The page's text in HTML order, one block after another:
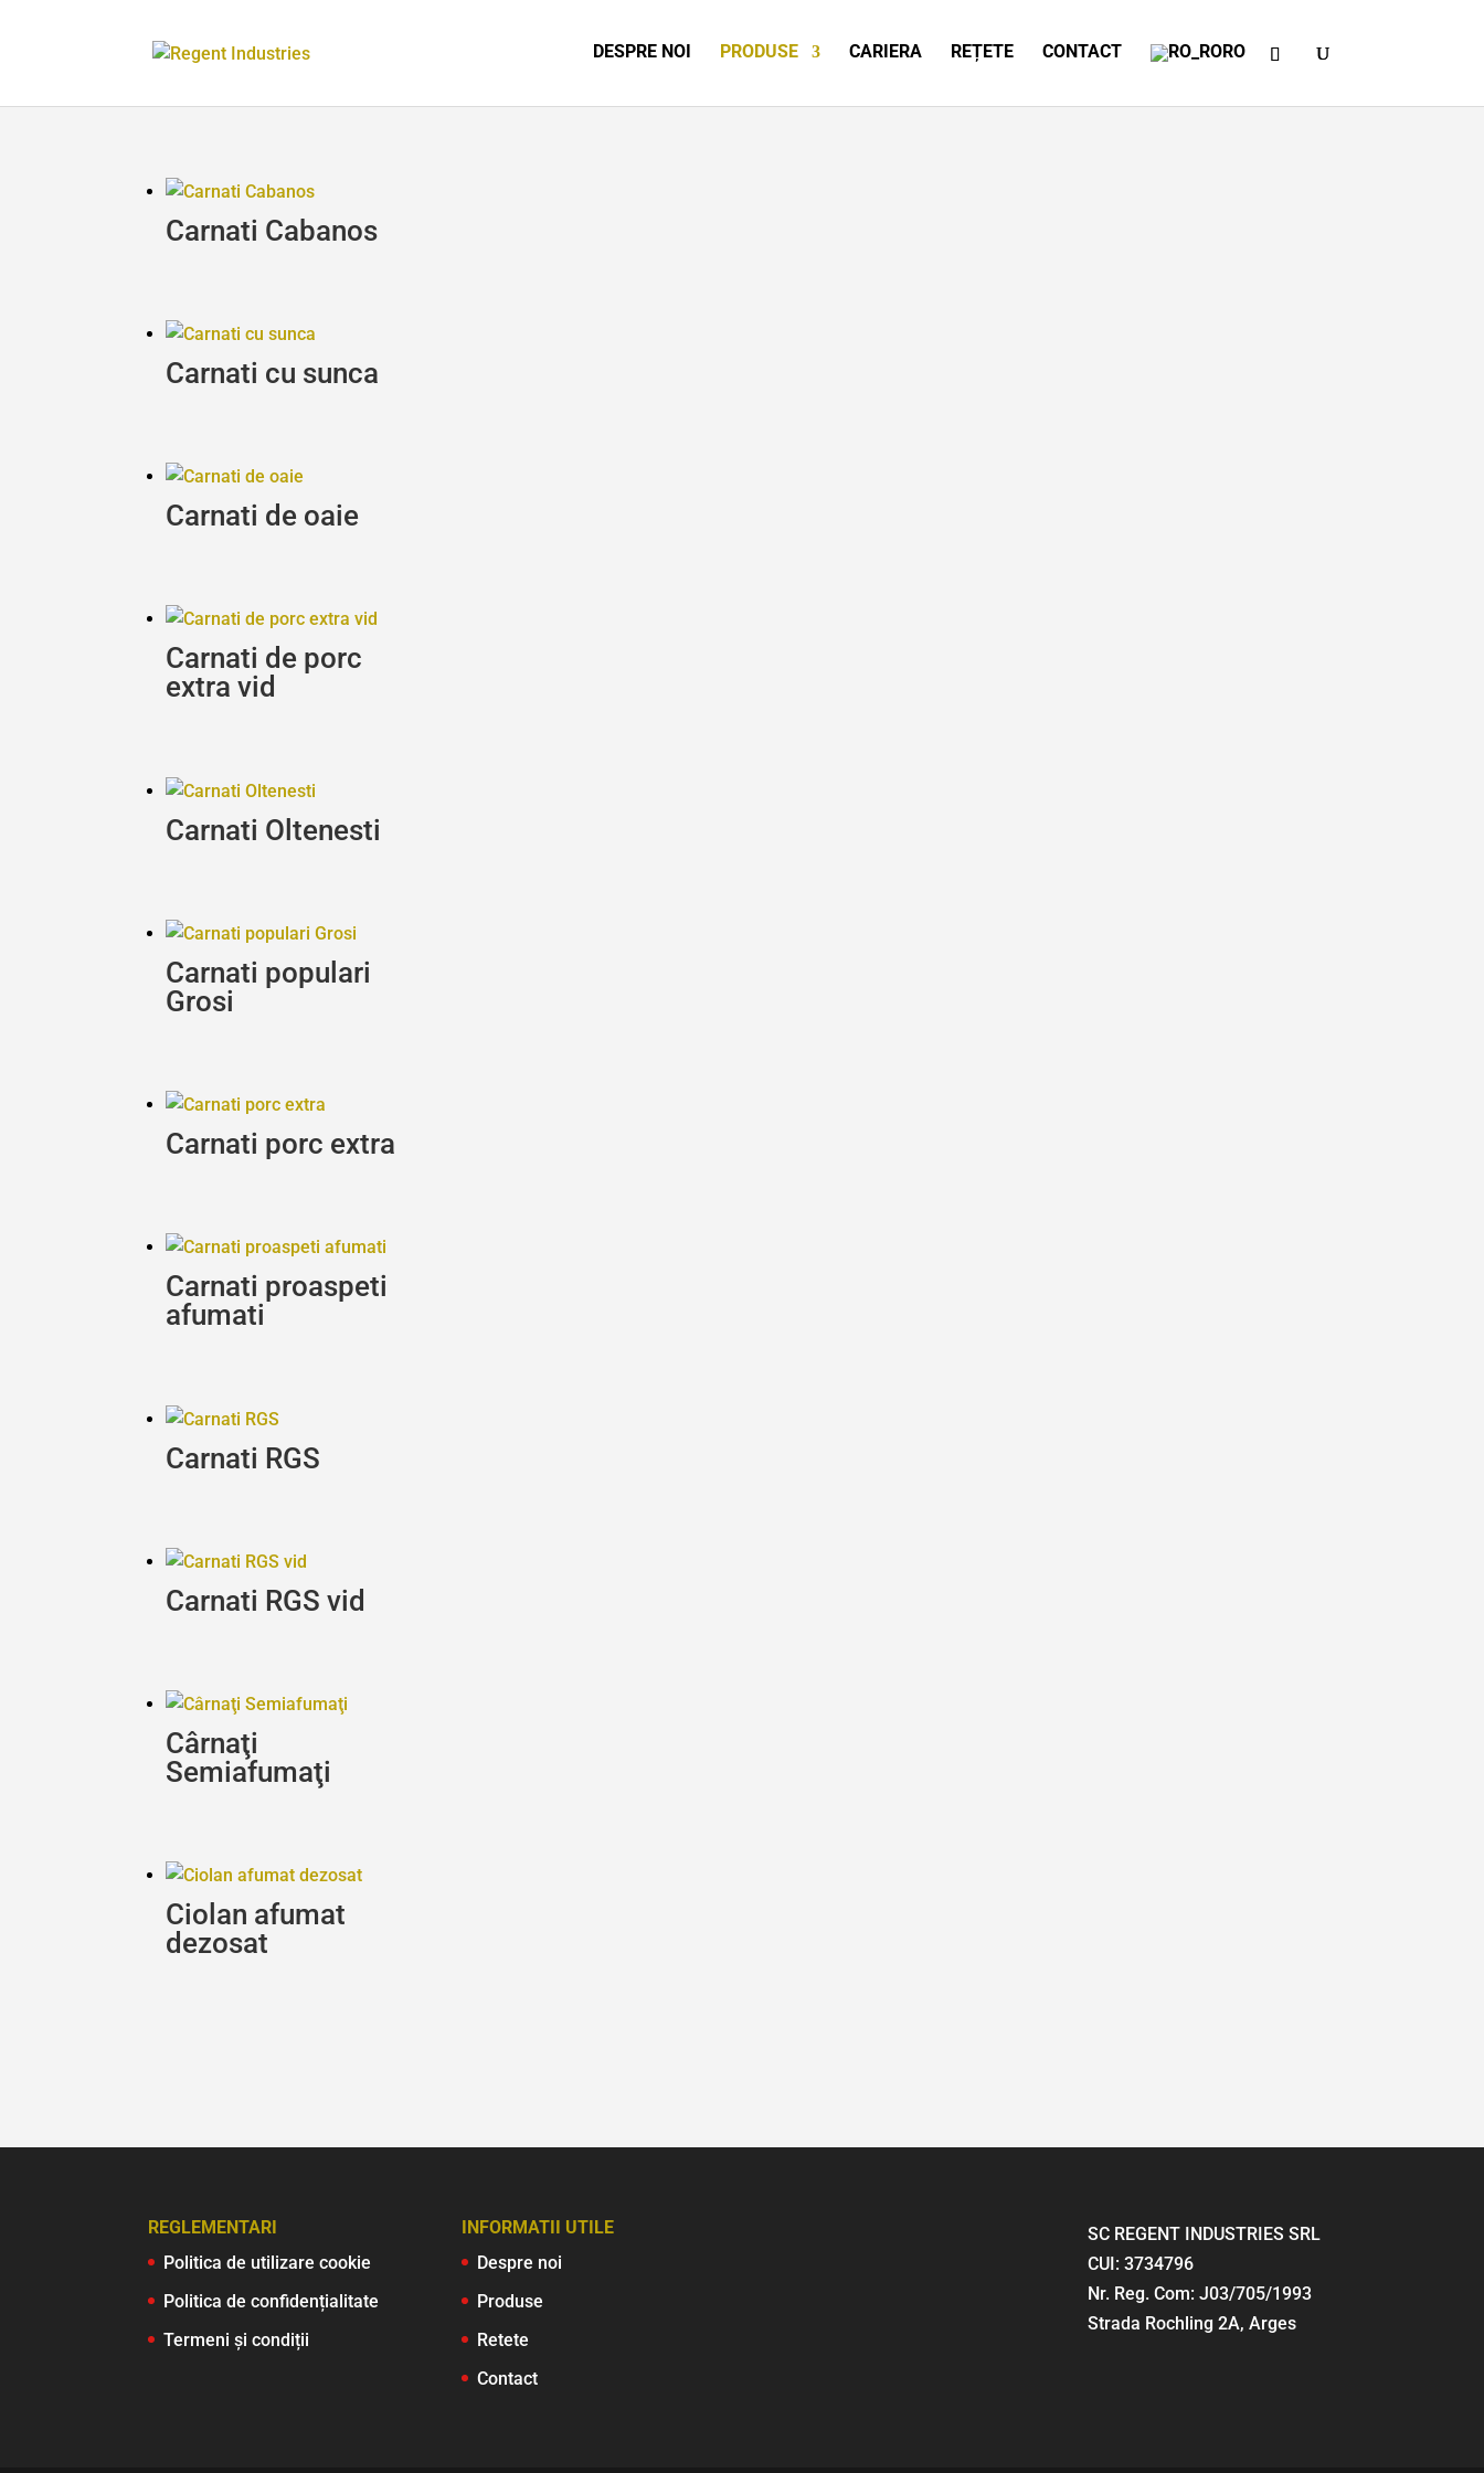
DESPRE NOI PRODUSE CARIERA REȚETE CONTACT RO
Carnati Cabanos
Carnati cu sunca
Carnati de oaie
Carnati de porc
extra vid
Carnati Oltenesti
Carnati populari
Grosi
Carnati porc extra
Carnati proaspeti
afumati
Carnati RGS
Carnati RGS vid
Cârnaţi
Semiafumaţi
Ciolan afumat
dezosat
REGLEMENTARI
Politica de utilizare cookie
Politica de confidențialitate
Termeni și condiții
INFORMATII UTILE
Despre noi
Produse
Retete
Contact
SC REGENT INDUSTRIES SRL
CUI: 3734796
Nr. Reg. Com: J03/705/1993
Strada Rochling 2A, Arges